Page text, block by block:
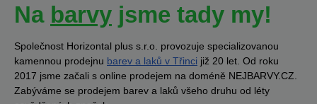
Na barvy jsme tady my!
Společnost Horizontal plus s.r.o. provozuje specializovanou
kamennou prodejnu barev a laků v Třinci již 20 let. Od roku
2017 jsme začali s online prodejem na doméně NEJBARVY.CZ.
Zabýváme se prodejem barev a laků všeho druhu od léty